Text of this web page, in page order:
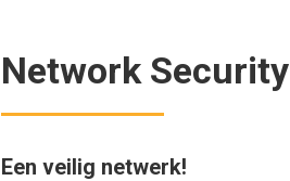
Network Security
Een veilig netwerk!